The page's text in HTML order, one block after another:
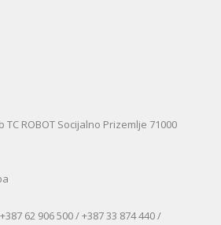
ROBOT Socijalno Prizemlje 71000
62 906 500 / +387 33 874 440 /